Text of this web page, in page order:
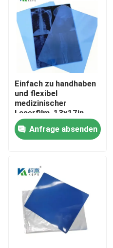
Einfach zu handhaben
und flexibel
medizinischer
Laserfilm, 13x17in,
0,15mm, mit einer
glatten und
biegfähigen
Anfrage absenden